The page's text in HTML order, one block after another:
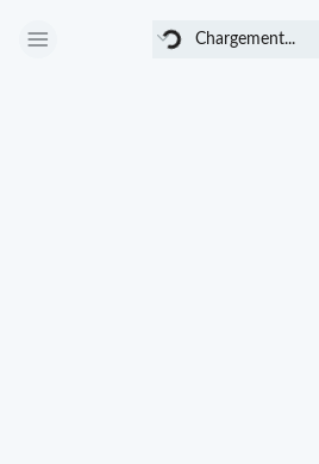
Chargement... Chargement...